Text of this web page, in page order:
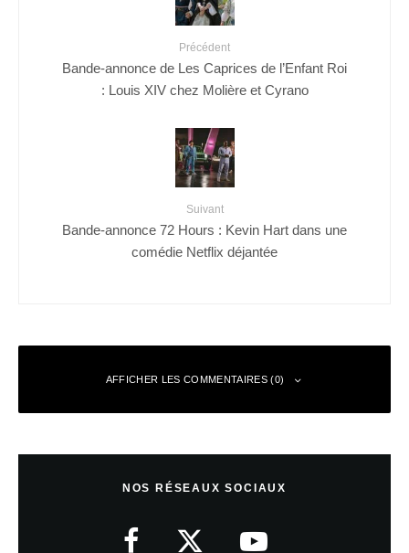
Précédent
Bande-annonce de Les Caprices de l’Enfant Roi
: Louis XIV chez Molière et Cyrano
Suivant
Bande-annonce 72 Hours : Kevin Hart dans une
comédie Netflix déjantée
AFFICHER LES COMMENTAIRES (0)
NOS RÉSEAUX SOCIAUX